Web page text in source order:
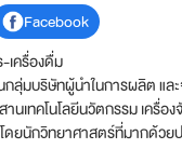
Facebook
เครื่องดื่ม
นกลุ่มบริษัทผู้นำในการผลิต
นเทคโนโลยีนวัตกรรม เครื่
ยนักวิทยาศาสตร์ที่มากด้วย